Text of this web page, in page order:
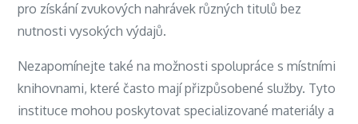
pro získání zvukových nahrávek různých titulů bez
nutnosti vysokých výdajů.
Nezapomínejte také na možnosti spolupráce s místními
knihovnami, které často mají přizpůsobené služby. Tyto
instituce mohou poskytovat specializované materiály a